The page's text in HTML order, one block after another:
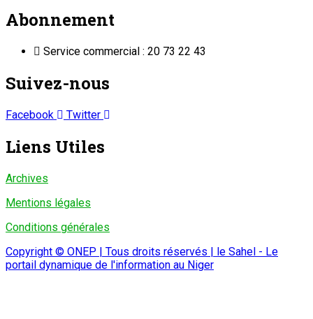
Abonnement
Service commercial : 20 73 22 43
Suivez-nous
Facebook Twitter
Liens Utiles
Archives
Mentions légales
Conditions générales
Copyright © ONEP | Tous droits réservés | le Sahel - Le
portail dynamique de l'information au Niger